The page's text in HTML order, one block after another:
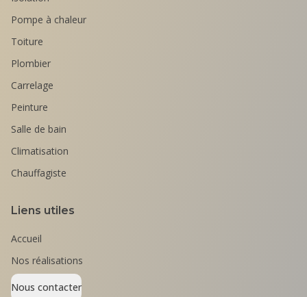
Pompe à chaleur
Toiture
Plombier
Carrelage
Peinture
Salle de bain
Climatisation
Chauffagiste
Liens utiles
Accueil
Nos réalisations
Nous contacter